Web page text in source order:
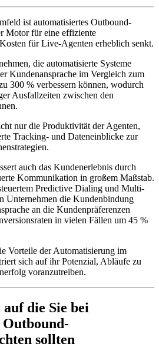
ist automatisiertes Outbound-
Motor für eine effiziente
für Live-Agenten erheblich senkt.
die automatisierte Systeme
Kundenansprache im Vergleich zum
300 % verbessern können, wodurch
Ausfallzeiten zwischen den
nur die Produktivität der Agenten,
Tracking- und Dateneinblicke zur
auch das Kundenerlebnis durch
Kommunikation in großem Maßstab.
Predictive Dialing und Multi-
Unternehmen die Kundenbindung
an die Kundenpräferenzen
in vielen Fällen um 45 %
Vorteile der Automatisierung im
sich auf ihr Potenzial, Abläufe zu
voranzutreiben.
die Sie bei
sollten